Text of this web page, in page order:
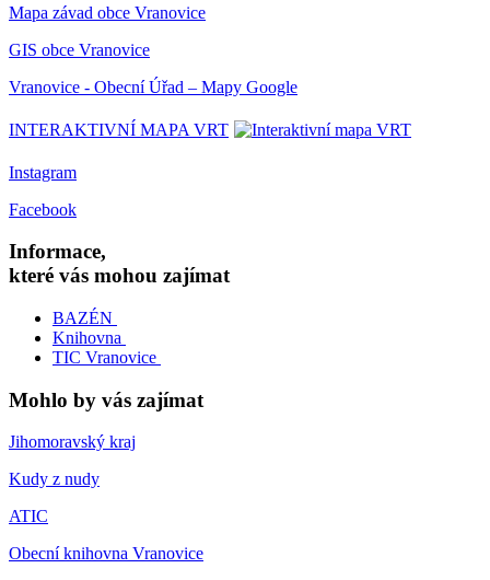
Mapa závad obce Vranovice
GIS obce Vranovice
Vranovice - Obecní Úřad – Mapy Google
INTERAKTIVNÍ MAPA VRT
Instagram
Facebook
Informace,
které vás mohou zajímat
BAZÉN
Knihovna
TIC Vranovice
Mohlo by vás zajímat
Jihomoravský kraj
Kudy z nudy
ATIC
Obecní knihovna Vranovice